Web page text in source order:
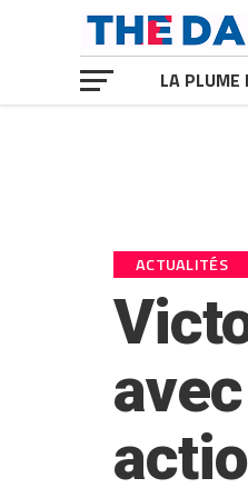
LA PLUME
ACTUALITÉS